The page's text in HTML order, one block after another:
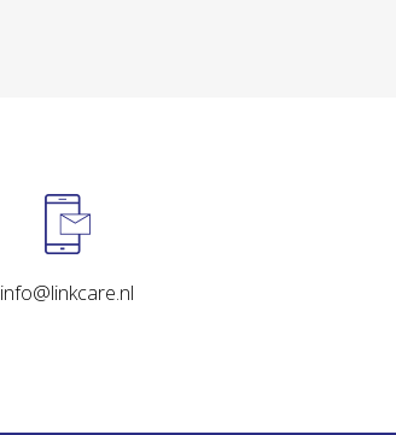
info@linkcare.nl